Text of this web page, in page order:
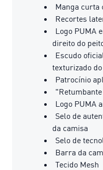
Manga curta
Recortes
Logo PUMA
direito do
Escudo
texturizado
Patrocínio
Logo PUMA
Selo de
da camisa
Selo de
Barra da
Tecido Mesh